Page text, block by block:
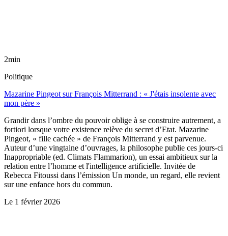
2min
Politique
Mazarine Pingeot sur François Mitterrand : « J'étais insolente avec
mon père »
Grandir dans l’ombre du pouvoir oblige à se construire autrement, a
fortiori lorsque votre existence relève du secret d’Etat. Mazarine
Pingeot, « fille cachée » de François Mitterrand y est parvenue.
Auteur d’une vingtaine d’ouvrages, la philosophe publie ces jours-ci
Inappropriable (ed. Climats Flammarion), un essai ambitieux sur la
relation entre l’homme et l'intelligence artificielle. Invitée de
Rebecca Fitoussi dans l’émission Un monde, un regard, elle revient
sur une enfance hors du commun.
Le 1 février 2026